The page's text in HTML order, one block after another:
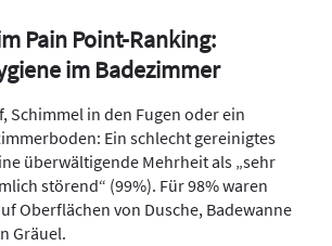
Pain Point-Ranking:
im Badezimmer
Schimmel in den Fugen oder ein
Ein schlecht gereinigtes
überwältigende Mehrheit als „sehr
störend“ (99%). Für 98% waren
Oberflächen von Dusche, Badewanne
Gräuel.